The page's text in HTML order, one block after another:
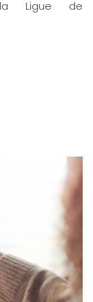
la Ligue de